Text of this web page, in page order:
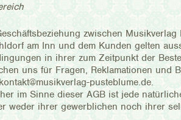
zwischen
am Inn und dem Kunden gelten
in ihrer zum Zeitpunkt der
uns für Fragen, Reklamationen und
pusteblume.de.
im Sinne dieser AGB ist jede
weder ihrer gewerblichen noch ihrer